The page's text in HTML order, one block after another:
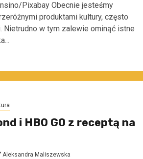
Pixabay Obecnie jesteśmy
produktami kultury, często
Nietrudno w tym zalewie ominąć istne
i HBO GO z receptą na
Aleksandra Maliszewska